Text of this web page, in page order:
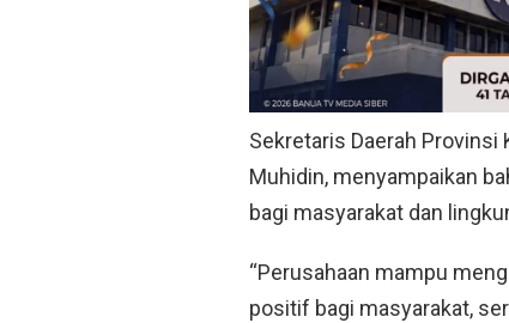
Sekretaris Daerah Provinsi
Muhidin, menyampaikan
bagi masyarakat dan
“Perusahaan mampu
positif bagi masyarakat,